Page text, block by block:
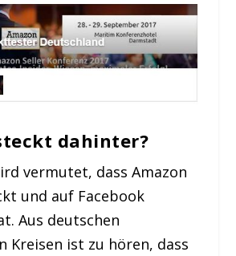
dahinter?
vermutet, dass Amazon
und auf Facebook
Aus deutschen
Kreisen ist zu hören, dass